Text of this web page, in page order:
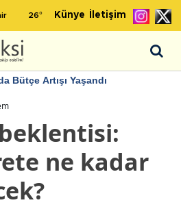
26° Künye İletişim
Bütçe Artışı Yaşandı
ne kadar